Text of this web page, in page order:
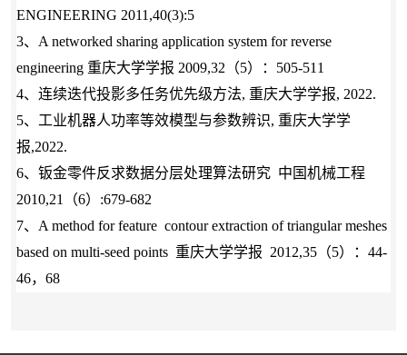
ENGINEERING 2011,40(3):5
3、A networked sharing application system for reverse
engineering 重庆大学学报 2009,32（5）：505-511
4、 连续迭代投影多任务优先级方法, 重庆大学学报, 2022.
5、 工业机器人功率等效模型与参数辨识, 重庆大学学
报,2022.
6、钣金零件反求数据分层处理算法研究 中国机械工程
2010,21（6）:679-682
7、A method for feature contour extraction of triangular meshes
based on multi-seed points 重庆大学学报 2012,35（5）：44-
46，68